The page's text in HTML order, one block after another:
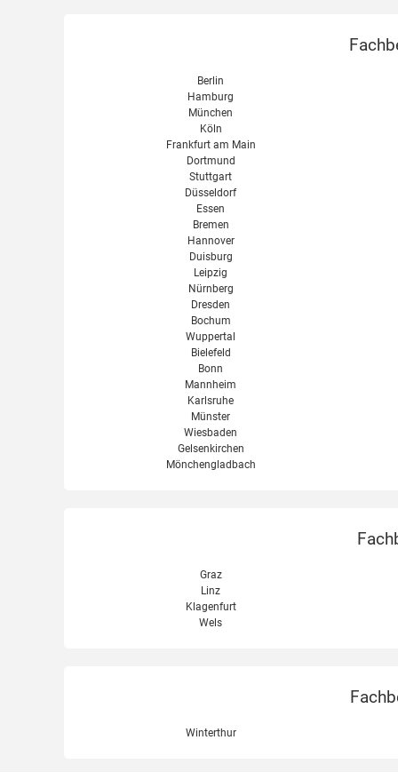
Berlin
Hamburg
München
Köln
Frankfurt am Main
Dortmund
Stuttgart
Düsseldorf
Essen
Bremen
Hannover
Duisburg
Leipzig
Nürnberg
Dresden
Bochum
Wuppertal
Bielefeld
Bonn
Mannheim
Karlsruhe
Münster
Wiesbaden
Gelsenkirchen
Mönchengladbach
Graz
Linz
Klagenfurt
Wels
Winterthur